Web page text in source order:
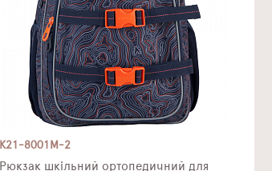
K21-8001M-2
Рюкзак шкільний ортопедичний для